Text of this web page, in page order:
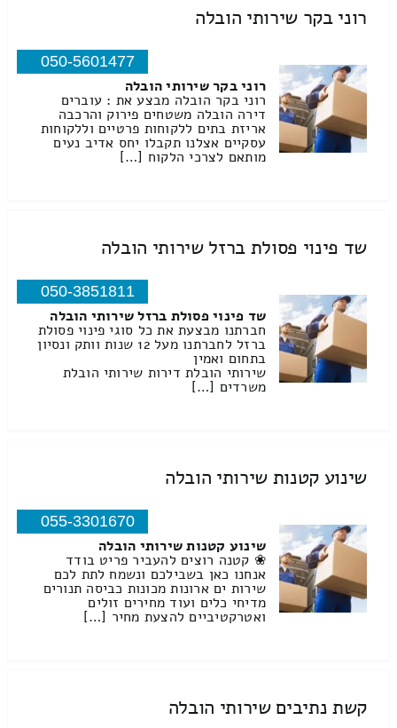
רוני בקר שירותי הובלה
050-5601477
רוני בקר שירותי הובלה
רוני בקר הובלה מבצע את : עוברים
דירה הובלה משטחים פירוק והרכבה
אריזת בתים ללקוחות פרטיים וללקוחות
עסקיים אצלנו תקבלו יחס אדיב נעים
מותאם לצרכי הלקוח […]
שד פינוי פסולת ברזל שירותי הובלה
050-3851811
שד פינוי פסולת ברזל שירותי הובלה
חברתנו מבצעת את כל סוגי פינוי פסולת
ברזל לחברתנו מעל 12 שנות וותק ונסיון
בתחום ואמין
שירותי הובלת דירות שירותי הובלת
משרדים […]
שינוע קטנות שירותי הובלה
055-3301670
שינוע קטנות שירותי הובלה
❀ קטנה רוצים להעביר פריט בודד
אנחנו כאן בשבילכם ונשמח לתת לכם
שירות ים ארונות מכונות כביסה תנורים
מדיחי כלים ועוד מחירים זולים
ואטרקטיביים להצעת מחיר […]
קשת נתיבים שירותי הובלה